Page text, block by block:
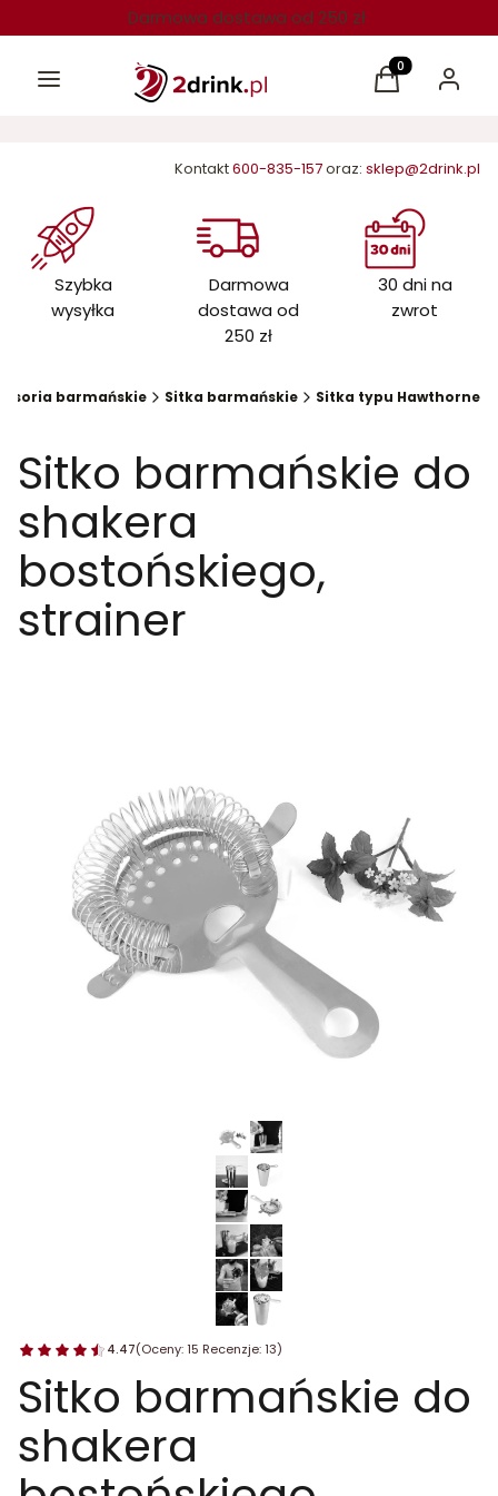
Darmowa dostawa od 250 zł
Menu Produkty w
Koszyk Zaloguj
Kontakt600-835-157oraz: sklep@2drink.pl
Szybka
wysyłka
Darmowa
dostawa od
250 zł
30 dni na
zwrot
barmańskie Sitka barmańskie Sitka typu Hawthorne
Sitko barmańskie do
shakera
bostońskiego,
strainer
4.47(Oceny: 15 Recenzje: 13)
Sitko barmańskie do
shakera